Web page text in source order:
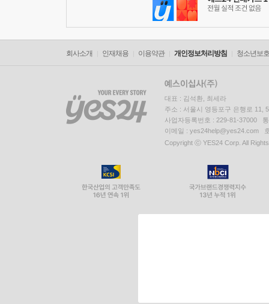
회사소개 인재채용 이용약관 개인정보처리방침 청소년보
대표 : 김석환, 최세라
주소 : 서울시 영등포구 은행로 11,
사업자등록번호 : 229-81-37000
이메일 : yes24help@yes24.com
Copyright ⓒ YES24 Corp. All